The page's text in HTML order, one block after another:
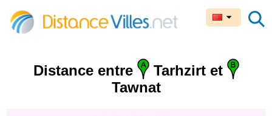
Distance entre
Tarhzirt et
Tawnat